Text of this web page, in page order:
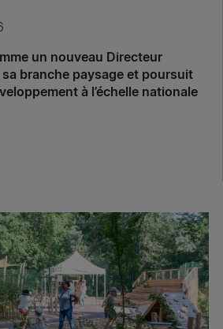
un nouveau Directeur
sa branche paysage et poursuit
à l’échelle nationale